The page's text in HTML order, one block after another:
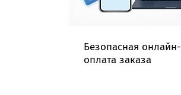
Безопасная онлайн-
оплата заказа